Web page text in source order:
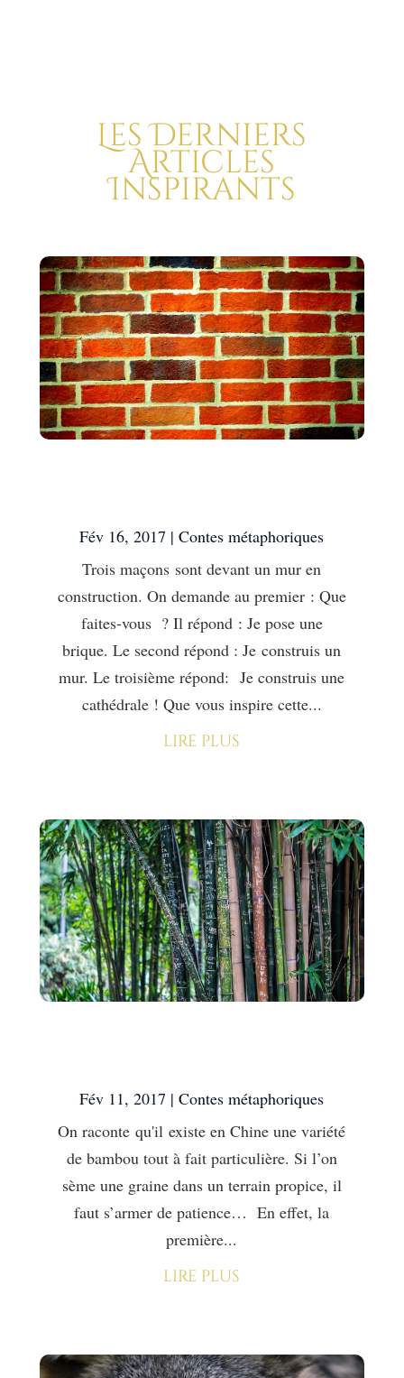
Les Derniers
Articles
Inspirants
Fév 16, 2017 |Contes métaphoriques
Trois maçons sont devant un mur en
construction. On demande au premier : Que
faites-vous ? Il répond : Je pose une
brique. Le second répond : Je construis un
mur. Le troisième répond: Je construis une
cathédrale ! Que vous inspire cette...
lire plus
Fév 11, 2017 |Contes métaphoriques
On raconte qu'il existe en Chine une variété
de bambou tout à fait particulière. Si l’on
sème une graine dans un terrain propice, il
faut s’armer de patience… En effet, la
première...
lire plus